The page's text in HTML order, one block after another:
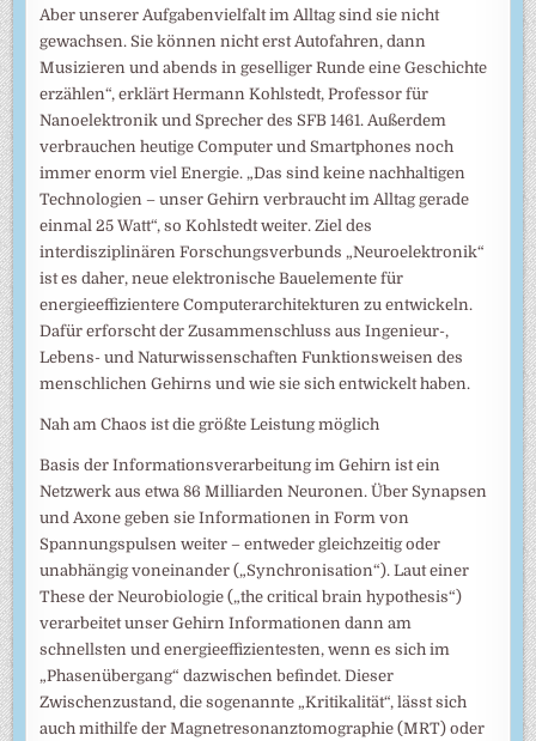
Aber unserer Aufgabenvielfalt im Alltag sind sie nicht
gewachsen. Sie können nicht erst Autofahren, dann
Musizieren und abends in geselliger Runde eine Geschichte
erzählen“, erklärt Hermann Kohlstedt, Professor für
Nanoelektronik und Sprecher des SFB 1461. Außerdem
verbrauchen heutige Computer und Smartphones noch
immer enorm viel Energie. „Das sind keine nachhaltigen
Technologien – unser Gehirn verbraucht im Alltag gerade
einmal 25 Watt“, so Kohlstedt weiter. Ziel des
interdisziplinären Forschungsverbunds „Neuroelektronik“
ist es daher, neue elektronische Bauelemente für
energieeffizientere Computerarchitekturen zu entwickeln.
Dafür erforscht der Zusammenschluss aus Ingenieur-,
Lebens- und Naturwissenschaften Funktionsweisen des
menschlichen Gehirns und wie sie sich entwickelt haben.
Nah am Chaos ist die größte Leistung möglich
Basis der Informationsverarbeitung im Gehirn ist ein
Netzwerk aus etwa 86 Milliarden Neuronen. Über Synapsen
und Axone geben sie Informationen in Form von
Spannungspulsen weiter – entweder gleichzeitig oder
unabhängig voneinander („Synchronisation“). Laut einer
These der Neurobiologie („the critical brain hypothesis“)
verarbeitet unser Gehirn Informationen dann am
schnellsten und energieeffizientesten, wenn es sich im
„Phasenübergang“ dazwischen befindet. Dieser
Zwischenzustand, die sogenannte „Kritikalität“, lässt sich
auch mithilfe der Magnetresonanztomographie (MRT) oder